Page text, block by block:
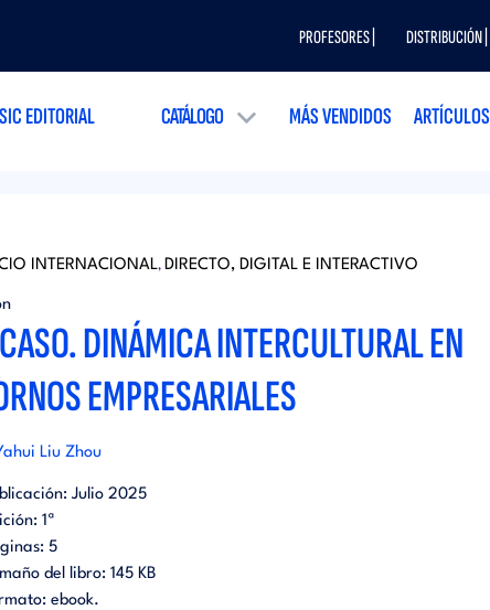
PROFESORES | DISTRIBUCIÓN |
EDITORIAL CATÁLOGO MÁS VENDIDOS ARTÍCULOS
INTERNACIONAL, DIRECTO, DIGITAL E INTERACTIVO
DINÁMICA INTERCULTURAL EN
EMPRESARIALES
Liu Zhou
Julio 2025
1ª
5
del libro: 145 KB
ebook.